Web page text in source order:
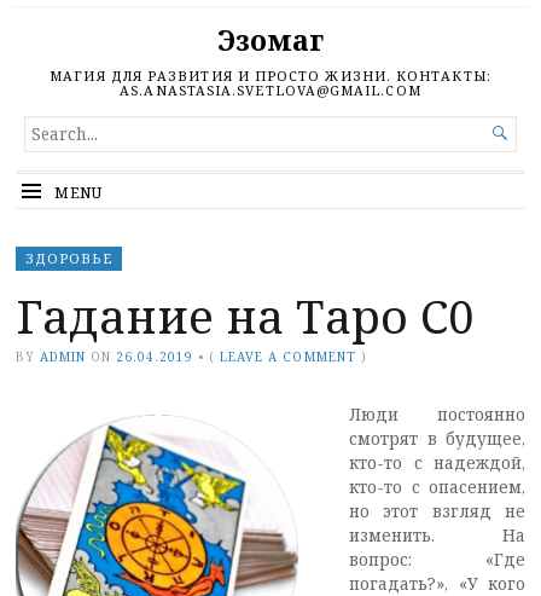
Эзомаг
МАГИЯ ДЛЯ РАЗВИТИЯ И ПРОСТО ЖИЗНИ. КОНТАКТЫ:
AS.ANASTASIA.SVETLOVA@GMAIL.COM
SEARCH
FOR...

MENU
ЗДОРОВЬЕ
Гадание на Таро С0
BY ADMIN ON 26.04.2019 • (LEAVE A COMMENT )
Люди постоянно
смотрят в будущее,
кто-то с надеждой,
кто-то с опасением,
но этот взгляд не
изменить. На
вопрос: «Где
погадать?», «У кого